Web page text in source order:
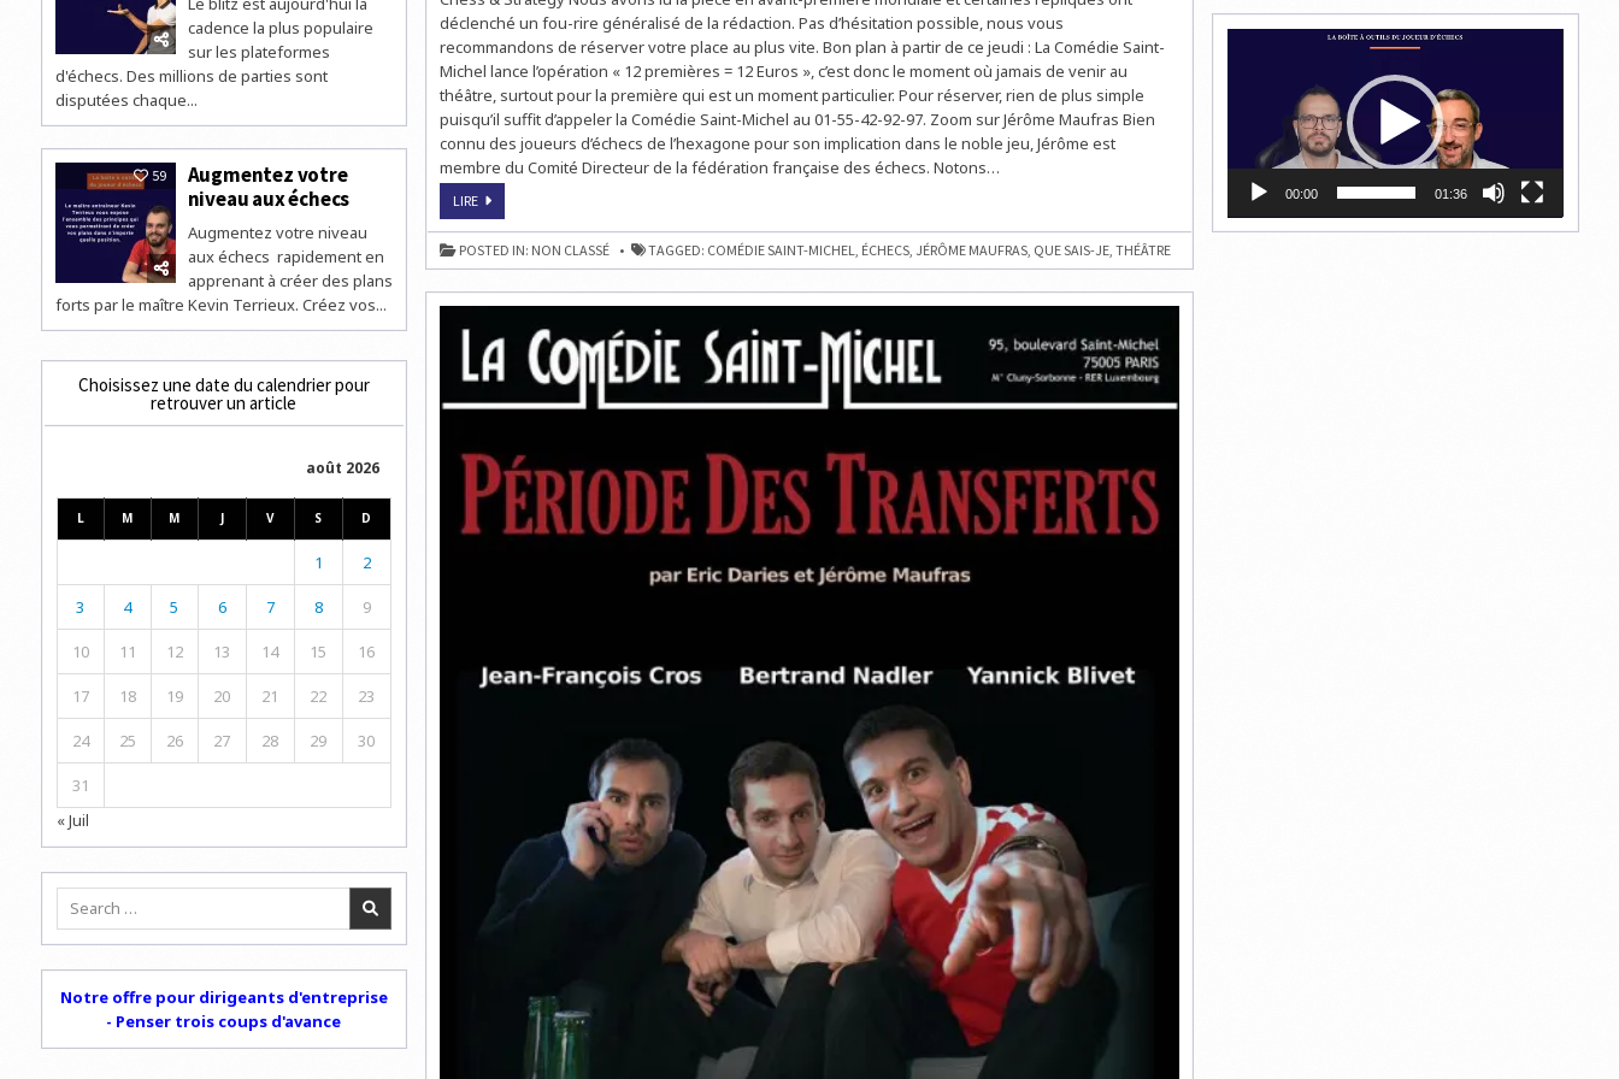
4
POUR
PÉRIODE
DES
TRANSFERTS
DE
JÉRÔME
MAUFRAS
ET
DARIES
déclenché un fou-rire généralisé de la rédaction. Pas d’hésitation possible, nous vous
recommandons de réserver votre place au plus vite. Bon plan à partir de ce jeudi : La Comédie Saint-
Michel lance l’opération « 12 premières = 12 Euros », c’est donc le moment où jamais de venir au
théâtre, surtout pour la première qui est un moment particulier. Pour réserver, rien de plus simple
puisqu’il suffit d’appeler la Comédie Saint-Michel au 01-55-42-92-97. Zoom sur Jérôme Maufras Bien
connu des joueurs d’échecs de l’hexagone pour son implication dans le noble jeu, Jérôme est
membre du Comité Directeur de la fédération française des échecs. Notons…
LIREECHECS
THÉÂTRE
:
J-
4
TRANSFERTS
DE
JÉRÔME
MAUFRAS
ET
ERIC
DARIES
POSTED IN: NON CLASSÉ TAGGED: COMÉDIE SAINT-MICHEL ÉCHECS, JÉRÔME MAUFRAS, QUE SAIS-JE, THÉÂTRE
cadence la plus populaire
sur les plateformes
d'échecs. Des millions de parties sont
disputées chaque...
59
Augmentez votre
niveau aux échecs
Augmentez votre niveau
aux échecs rapidement en
apprenant à créer des plans
forts par le maître Kevin Terrieux. Créez vos...
Choisissez une date du calendrier pour
retrouver un article
août 2026
L M M J V S D
1 2
3 4 5 6 7 8 9
10 11 12 13 14 15 16
17 18 19 20 21 22 23
24 25 26 27 28 29 30
31
« Juil
Search
Notre offre pour dirigeants d'entreprise
- Penser trois coups d'avance
00:00 01:36